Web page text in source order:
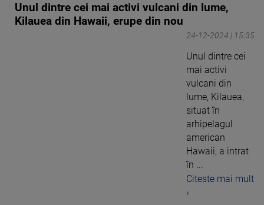
Unul dintre cei mai activi vulcani din lume,
Kilauea din Hawaii, erupe din nou
24-12-2024 | 15:35
Unul dintre cei
mai activi
vulcani din
lume, Kilauea,
situat în
arhipelagul
american
Hawaii, a intrat
în ...
Citeste mai mult
›